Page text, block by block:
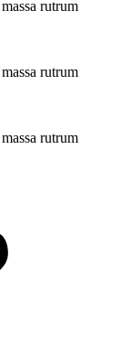
rutrum
rutrum
rutrum